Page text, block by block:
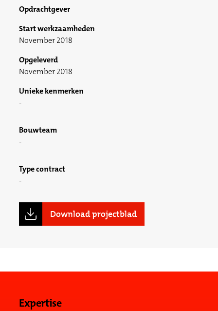
Opdrachtgever
Start werkzaamheden
November 2018
Opgeleverd
November 2018
Unieke kenmerken
Bouwteam
Type contract
Download projectblad
Expertise